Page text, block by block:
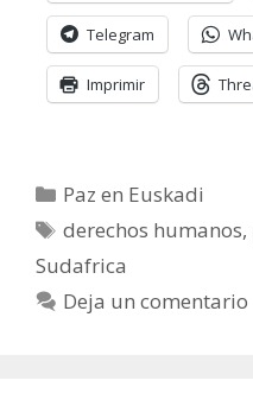
Telegram
Imprimir
Categorías
Paz en Euskadi
Etiquetas
derechos humanos,
Sudafrica
Deja un comentario